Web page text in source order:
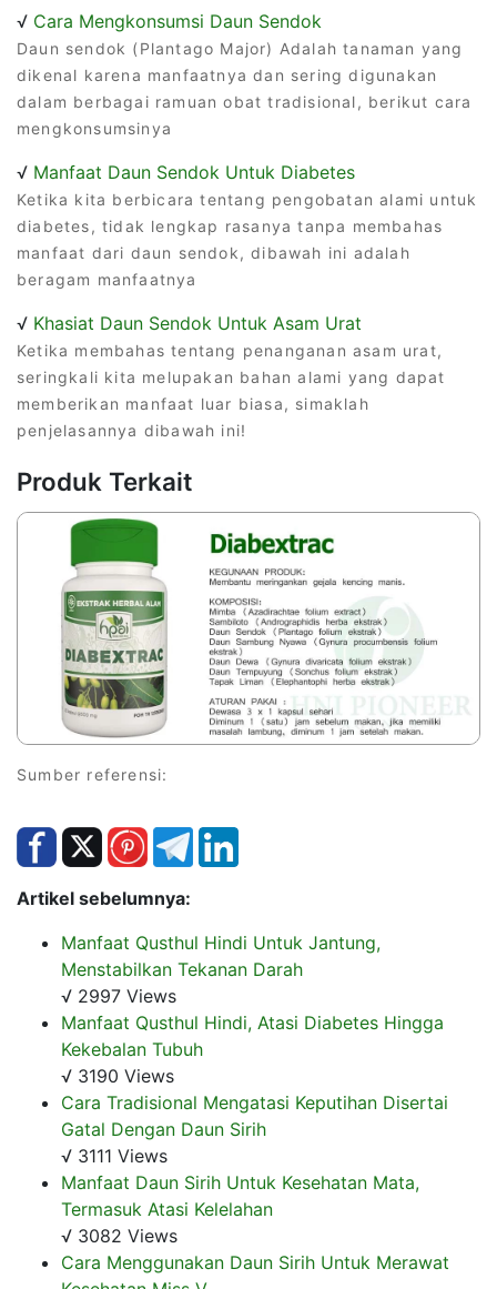
√ Cara Mengkonsumsi Daun Sendok
Daun sendok (Plantago Major) Adalah tanaman yang
dikenal karena manfaatnya dan sering digunakan
dalam berbagai ramuan obat tradisional, berikut cara
mengkonsumsinya
√ Manfaat Daun Sendok Untuk Diabetes
Ketika kita berbicara tentang pengobatan alami untuk
diabetes, tidak lengkap rasanya tanpa membahas
manfaat dari daun sendok, dibawah ini adalah
beragam manfaatnya
√ Khasiat Daun Sendok Untuk Asam Urat
Ketika membahas tentang penanganan asam urat,
seringkali kita melupakan bahan alami yang dapat
memberikan manfaat luar biasa, simaklah
penjelasannya dibawah ini!
Produk Terkait
Sumber referensi:
Artikel sebelumnya:
Manfaat Qusthul Hindi Untuk Jantung,
Menstabilkan Tekanan Darah
√ 2997 Views
Manfaat Qusthul Hindi, Atasi Diabetes Hingga
Kekebalan Tubuh
√ 3190 Views
Cara Tradisional Mengatasi Keputihan Disertai
Gatal Dengan Daun Sirih
√ 3111 Views
Manfaat Daun Sirih Untuk Kesehatan Mata,
Termasuk Atasi Kelelahan
√ 3082 Views
Cara Menggunakan Daun Sirih Untuk Merawat